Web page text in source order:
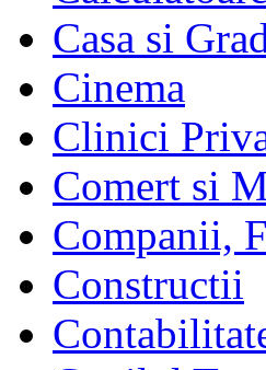
Casa si
Cinema
Clinici
Comert si
Companii,
Constructii